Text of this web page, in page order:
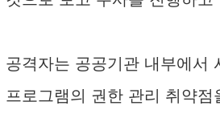
공격자는 공공기관 내부에서
프로그램의 권한 관리 취약점